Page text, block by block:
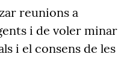
reunions a
i de voler minar
i el consens de les